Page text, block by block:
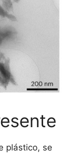
plástico, se